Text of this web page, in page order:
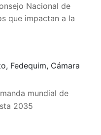
Nacional de
que impactan a la
Fedequim, Cámara
mundial de
2035